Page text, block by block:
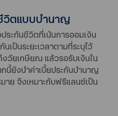
วิตแบบบำนาญ
ะกันชีวิตที่เน้นการออมเงิน
นเป็นระยะเวลาตามที่ระบุไว้
วัยเกษียณ แล้วรอรับเงินใน
นี้ยังนำค่าเบี้ยประกันบำนาญ
ย จึงเหมาะกับฟรีแลนซ์เป็น